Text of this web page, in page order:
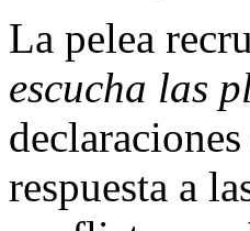
La pelea
escucha las
respuesta a